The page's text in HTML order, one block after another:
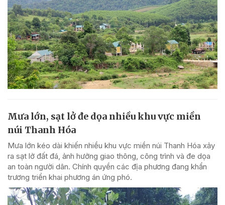
Mưa lớn, sạt lở đe dọa nhiều khu vực miền
núi Thanh Hóa
Mưa lớn kéo dài khiến nhiều khu vực miền núi Thanh Hóa xảy
ra sạt lở đất đá, ảnh hưởng giao thông, công trình và đe dọa
an toàn người dân. Chính quyền các địa phương đang khẩn
trương triển khai phương án ứng phó.